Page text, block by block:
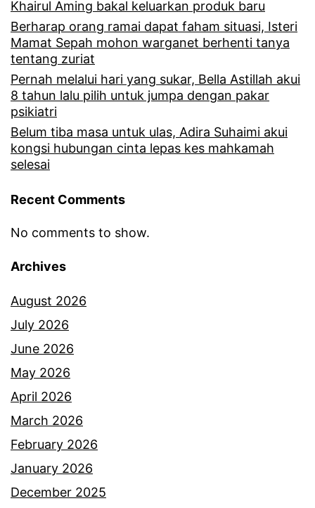
Khairul Aming bakal keluarkan produk baru
Berharap orang ramai dapat faham situasi, Isteri
Mamat Sepah mohon warganet berhenti tanya
tentang zuriat
Pernah melalui hari yang sukar, Bella Astillah akui
8 tahun lalu pilih untuk jumpa dengan pakar
psikiatri
Belum tiba masa untuk ulas, Adira Suhaimi akui
kongsi hubungan cinta lepas kes mahkamah
selesai
Recent Comments
No comments to show.
Archives
August 2026
July 2026
June 2026
May 2026
April 2026
March 2026
February 2026
January 2026
December 2025